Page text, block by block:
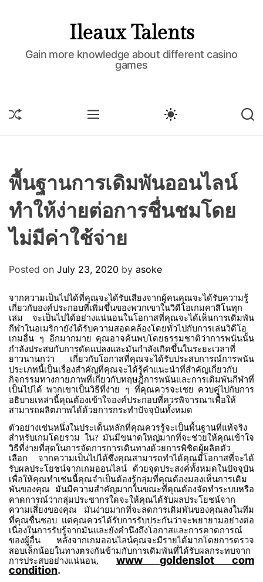
t
Ileaux Talents
Gain more knowledge about different casino
games
S
H
U
E
M
E
N
S
W
I
C
O
O
R
S
E
A
พื้นฐานการเดิมพันออนไลน์
ทำให้ง่ายต่อการชื่นชมโดย
ไม่มีค่าใช้จ่าย
Posted on July 23, 2020 by asoke
จากความเป็นไปได้ที่คุณจะได้รับเสียงจากผู้คนคุณจะได้รับความรู้
เกี่ยวกับองค์ประกอบที่เพิ่มขึ้นของพวกเขาในวิดีโอเกมคาสิโนทุก
เล่ม
จะเป็นไปได้อย่างแน่นอนในโอกาสที่คุณจะได้เห็นการเดิมพัน
กีฬาในอเมริกายังได้รับความสอดคล้องโดยทั่วไปกับการเล่นวิดีโอ
เกมอื่น
ๆ อีกมากมาย คุณอาจค้นพบโดยธรรมชาติว่าการพนันนั้น
กำลังประสบกับการดัดแปลงและมันกำลังเกิดขึ้นในระยะเวลาที่
ยาวนานกว่า
เกี่ยวกับโอกาสที่คุณจะได้รับประสบการณ์การพนัน
ประเภทนี้เป็นเรื่องสำคัญที่คุณจะได้รู้คำแนะนำที่สำคัญเกี่ยวกับ
กิจกรรมทางกายภาพที่เกี่ยวกับทฤษฎีการพนันและการเดิมพันกีฬาที่
เป็นไปได้ พวกเขาเป็นวิธีที่ง่าย ๆ ที่คุณควรจะเชย ควบคู่ไปกับการ
อธิบายเหล่านี้คุณต้องเข้าใจองค์ประกอบที่ควรพิจารณาเพื่อให้
สามารถผลิตภาพได้ด้วยการกระทำปัจจุบันทั้งหมด
ตัวอย่างเช่นหนึ่งในประเด็นหลักที่คุณควรรู้จะเป็นพื้นฐานที่แท้จริง
สำหรับเกมโดยรวม ใน? มันมีขนาดใหญ่มากที่จะช่วยให้คุณเข้าใจ
วิธีที่ง่ายที่สุดในการจัดการการเดินทางด้วยการพิชิตผู้ผลิตตัว
เลือก
จากความเป็นไปได้ซึ่งคุณสามารถทำได้คุณมีโอกาสที่จะได้
รับผลประโยชน์จากเกมออนไลน์
ด้วยจุดประสงค์ทั้งหมดในปัจจุบัน
เพื่อให้คุณทำเช่นนี้คุณจำเป็นต้องรู้กลุ่มที่คุณต้องมองเห็นการเดิม
พันของคุณ
มันมีความสำคัญมากในขณะที่คุณต้องจัดทำระบบหรือ
คาดการณ์ว่ากลุ่มประชากรใดจะให้คุณได้รับผลประโยชน์จาก
ความเสี่ยงของคุณ
มันง่ายมากที่จะลดการเดิมพันของคุณลงในทีม
ที่คุณชื่นชอบ แต่คุณควรได้รับการรับประกันว่าจะพยายามอย่างต่อ
เนื่องในการรับรู้จากมันและยังคำนึงถึงโอกาสและการคาดการณ์
ของผู้อื่น
หลังจากเกมออนไลน์คุณจะมีรายได้มากโดยการตรวจ
สอบเล็กน้อยในทางตรงกันข้ามกับการเดิมพันที่ได้รับผลกระทบจาก
การประสบอย่างแน่นอน, www goldenslot com
condition.